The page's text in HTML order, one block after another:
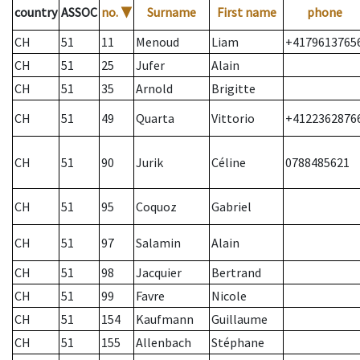
country ASSOC no.▼ Surname First name
phone
CH
51 11 Menoud Liam
CH
51 25 Jufer
Alain
CH
51 35 Arnold
Brigitte
CH
51 49 Quarta Vittorio
CH 51 90 Jurik Céline 0788485621
CH 51 95 Coquoz Gabriel
CH 51 97 Salamin
Alain
CH
51 98 Jacquier
Bertrand
CH
51 99 Favre
Nicole
CH
51 154 Kaufmann
Guillaume
CH
51 155 Allenbach
Stéphane